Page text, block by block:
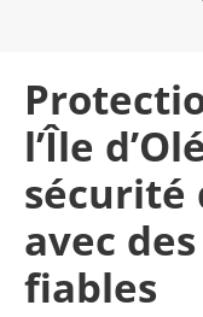
l’Île
sécurité
avec
fiables